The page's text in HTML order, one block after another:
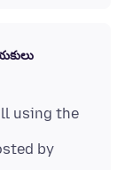
using the
by